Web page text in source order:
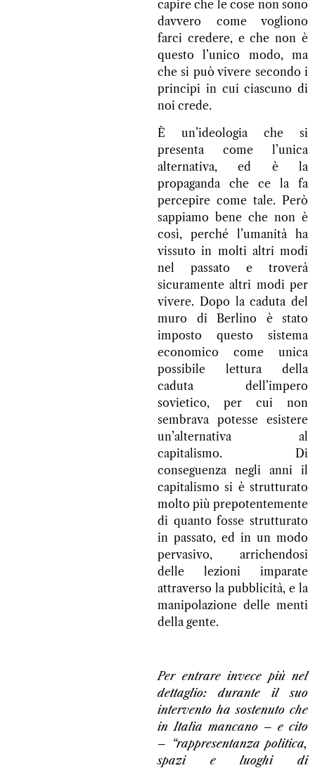
capire che le cose non sono
davvero come vogliono
farci credere, e che non è
questo l’unico modo, ma
che si può vivere secondo i
principi in cui ciascuno di
noi crede.
È un’ideologia che si
presenta come l’unica
alternativa, ed è la
propaganda che ce la fa
percepire come tale. Però
sappiamo bene che non è
così, perché l’umanità ha
vissuto in molti altri modi
nel passato e troverà
sicuramente altri modi per
vivere. Dopo la caduta del
muro di Berlino è stato
imposto questo sistema
economico come unica
possibile lettura della
caduta dell’impero
sovietico, per cui non
sembrava potesse esistere
un’alternativa al
capitalismo. Di
conseguenza negli anni il
capitalismo si è strutturato
molto più prepotentemente
di quanto fosse strutturato
in passato, ed in un modo
pervasivo, arrichendosi
delle lezioni imparate
attraverso la pubblicità, e la
manipolazione delle menti
della gente.
Per entrare invece più nel
dettaglio: durante il suo
intervento ha sostenuto che
in Italia mancano – e cito
– “rappresentanza politica,
spazi e luoghi di